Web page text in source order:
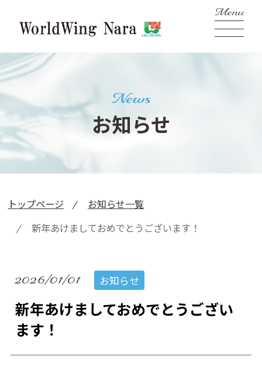
News
お知らせ
トップページ
お知らせ一覧
新年あけましておめでとうございます！
2026/01/01 お知らせ
新年あけましておめでとうござい
ます！